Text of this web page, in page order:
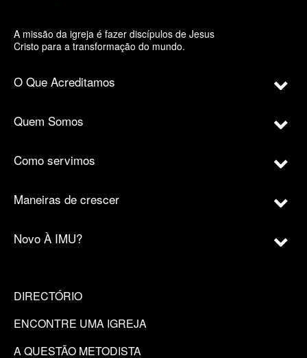
A missão da igreja é fazer discípulos de Jesus
Cristo para a transformação do mundo.
O Que Acreditamos
Quem Somos
Como servimos
Maneiras de crescer
Novo À IMU?
DIRECTÓRIO
ENCONTRE UMA IGREJA
A QUESTÃO METODISTA